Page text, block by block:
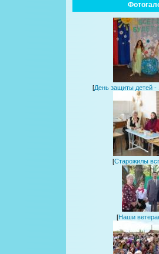
[День защиты детей -
[Старожилы
[Наши